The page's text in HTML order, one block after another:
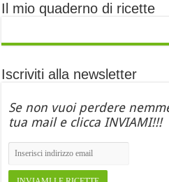
Il mio quaderno di ricette
Iscriviti alla newsletter
Se non vuoi perdere
tua mail e clicca INVIAMI!!!